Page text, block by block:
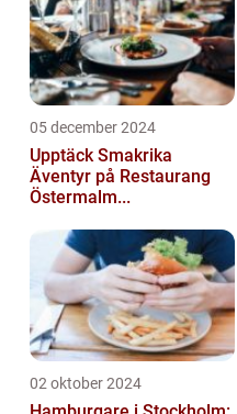
05 december 2024
Upptäck Smakrika
Äventyr på Restaurang
Östermalm...
02 oktober 2024